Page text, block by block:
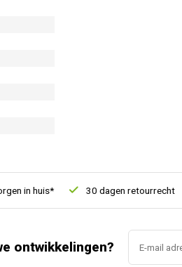
huis* 30 dagen retourrecht
ontwikkelingen?